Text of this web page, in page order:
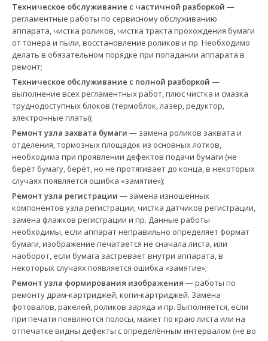
Техническое обслуживание с частичной разборкой —
регламентные работы по сервисному обслуживанию
аппарата, чистка роликов, чистка тракта прохождения бумаги
от тонера и пыли, восстановление роликов и пр. Необходимо
делать в обязательном порядке при попадании аппарата в
ремонт;
Техническое обслуживание с полной разборкой —
выполнение всех регламентных работ, плюс чистка и смазка
труднодоступных блоков (термоблок, лазер, редуктор,
электронные платы);
Ремонт узла захвата бумаги — замена роликов захвата и
отделения, тормозных площадок из основных лотков,
необходима при проявлении дефектов подачи бумаги (не
берёт бумагу, берёт, но не протягивает до конца, в некоторых
случаях появляется ошибка «замятие»);
Ремонт узла регистрации — замена изношенных
компонентов узла регистрации, чистка датчиков регистрации,
замена флажков регистрации и пр. Данные работы
необходимы, если аппарат неправильно определяет формат
бумаги, изображение печатается не сначала листа, или
наоборот, если бумага застревает внутри аппарата, в
некоторых случаях появляется ошибка «замятие»;
Ремонт узла формирования изображения — работы по
ремонту драм-картриджей, копи-картриджей. Замена
фотовалов, ракелей, роликов заряда и пр. Выполняется, если
при печати появляются полосы, мажет по краю листа или на
отпечатке видны дефекты с определённым интервалом (не во